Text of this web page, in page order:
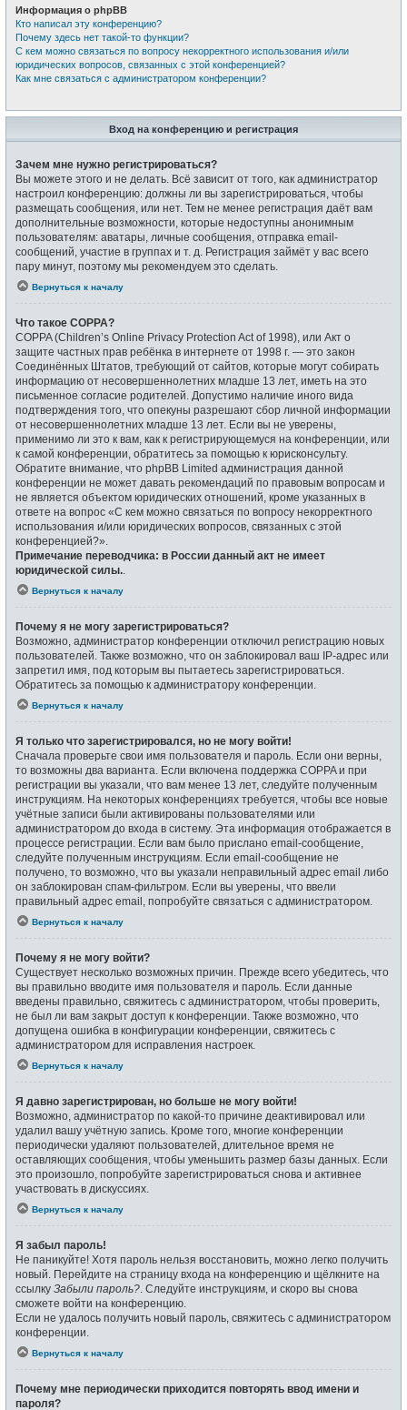
Информация о phpBB
Кто написал эту конференцию?
Почему здесь нет такой-то функции?
С кем можно связаться по вопросу некорректного использования и/или
юридических вопросов, связанных с этой конференцией?
Как мне связаться с администратором конференции?
Вход на конференцию и регистрация
Зачем мне нужно регистрироваться?
Вы можете этого и не делать. Всё зависит от того, как администратор
настроил конференцию: должны ли вы зарегистрироваться, чтобы
размещать сообщения, или нет. Тем не менее регистрация даёт вам
дополнительные возможности, которые недоступны анонимным
пользователям: аватары, личные сообщения, отправка email-
сообщений, участие в группах и т. д. Регистрация займёт у вас всего
пару минут, поэтому мы рекомендуем это сделать.
Вернуться к началу
Что такое COPPA?
COPPA (Children’s Online Privacy Protection Act of 1998), или Акт о
защите частных прав ребёнка в интернете от 1998 г. — это закон
Соединённых Штатов, требующий от сайтов, которые могут собирать
информацию от несовершеннолетних младше 13 лет, иметь на это
письменное согласие родителей. Допустимо наличие иного вида
подтверждения того, что опекуны разрешают сбор личной информации
от несовершеннолетних младше 13 лет. Если вы не уверены,
применимо ли это к вам, как к регистрирующемуся на конференции, или
к самой конференции, обратитесь за помощью к юрисконсульту.
Обратите внимание, что phpBB Limited администрация данной
конференции не может давать рекомендаций по правовым вопросам и
не является объектом юридических отношений, кроме указанных в
ответе на вопрос «С кем можно связаться по вопросу некорректного
использования и/или юридических вопросов, связанных с этой
конференцией?».
Примечание переводчика: в России данный акт не имеет
юридической силы.
Вернуться к началу
Почему я не могу зарегистрироваться?
Возможно, администратор конференции отключил регистрацию новых
пользователей. Также возможно, что он заблокировал ваш IP-адрес или
запретил имя, под которым вы пытаетесь зарегистрироваться.
Обратитесь за помощью к администратору конференции.
Вернуться к началу
Я только что зарегистрировался, но не могу войти!
Сначала проверьте свои имя пользователя и пароль. Если они верны,
то возможны два варианта. Если включена поддержка COPPA и при
регистрации вы указали, что вам менее 13 лет, следуйте полученным
инструкциям. На некоторых конференциях требуется, чтобы все новые
учётные записи были активированы пользователями или
администратором до входа в систему. Эта информация отображается в
процессе регистрации. Если вам было прислано email-сообщение,
следуйте полученным инструкциям. Если email-сообщение не
получено, то возможно, что вы указали неправильный адрес email либо
он заблокирован спам-фильтром. Если вы уверены, что ввели
правильный адрес email, попробуйте связаться с администратором.
Вернуться к началу
Почему я не могу войти?
Существует несколько возможных причин. Прежде всего убедитесь, что
вы правильно вводите имя пользователя и пароль. Если данные
введены правильно, свяжитесь с администратором, чтобы проверить,
не был ли вам закрыт доступ к конференции. Также возможно, что
допущена ошибка в конфигурации конференции, свяжитесь с
администратором для исправления настроек.
Вернуться к началу
Я давно зарегистрирован, но больше не могу войти!
Возможно, администратор по какой-то причине деактивировал или
удалил вашу учётную запись. Кроме того, многие конференции
периодически удаляют пользователей, длительное время не
оставляющих сообщения, чтобы уменьшить размер базы данных. Если
это произошло, попробуйте зарегистрироваться снова и активнее
участвовать в дискуссиях.
Вернуться к началу
Я забыл пароль!
Не паникуйте! Хотя пароль нельзя восстановить, можно легко получить
новый. Перейдите на страницу входа на конференцию и щёлкните на
ссылку Забыли пароль? . Следуйте инструкциям, и скоро вы снова
сможете войти на конференцию.
Если не удалось получить новый пароль, свяжитесь с администратором
конференции.
Вернуться к началу
Почему мне периодически приходится повторять ввод имени и
пароля?